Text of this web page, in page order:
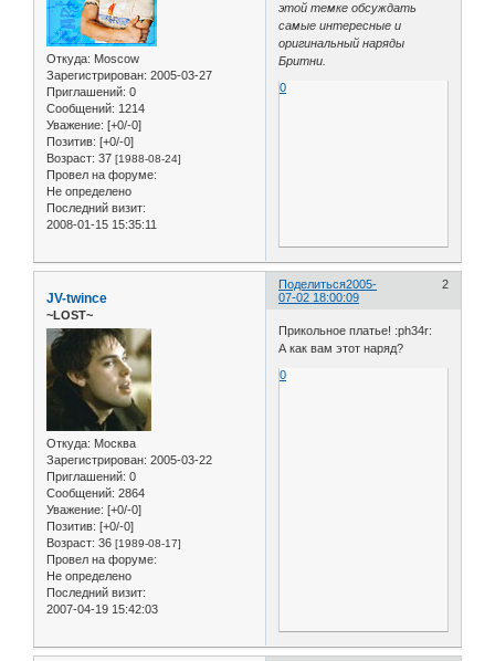
Откуда: Moscow
Зарегистрирован: 2005-03-27
Приглашений: 0
Сообщений: 1214
Уважение: [+0/-0]
Позитив: [+0/-0]
Возраст: 37 [1988-08-24]
Провел на форуме:
Не определено
Последний визит:
2008-01-15 15:35:11
этой темке обсуждать
самые интересные и
оригинальный наряды
Бритни.
0
Поделиться 2
2005-
07-02 18:00:09
JV-twince
~LOST~
Откуда: Москва
Зарегистрирован: 2005-03-22
Приглашений: 0
Сообщений: 2864
Уважение: [+0/-0]
Позитив: [+0/-0]
Возраст: 36 [1989-08-17]
Провел на форуме:
Не определено
Последний визит:
2007-04-19 15:42:03
Прикольное платье! :ph34r:
А как вам этот наряд?
0